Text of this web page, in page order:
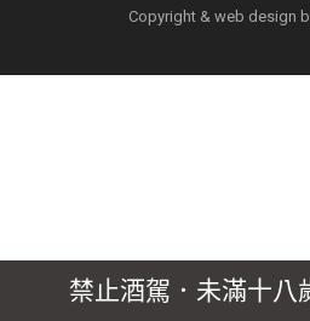
Copyright & web design
禁止酒駕．未滿十八